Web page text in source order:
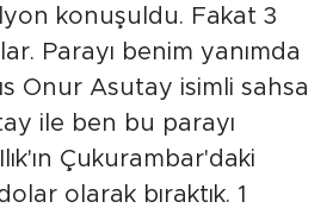
konuşuldu. Fakat 3
Parayı benim yanımda
Onur Asutay isimli sahsa
ile ben bu parayı
Çukurambar'daki
olarak bıraktık. 1